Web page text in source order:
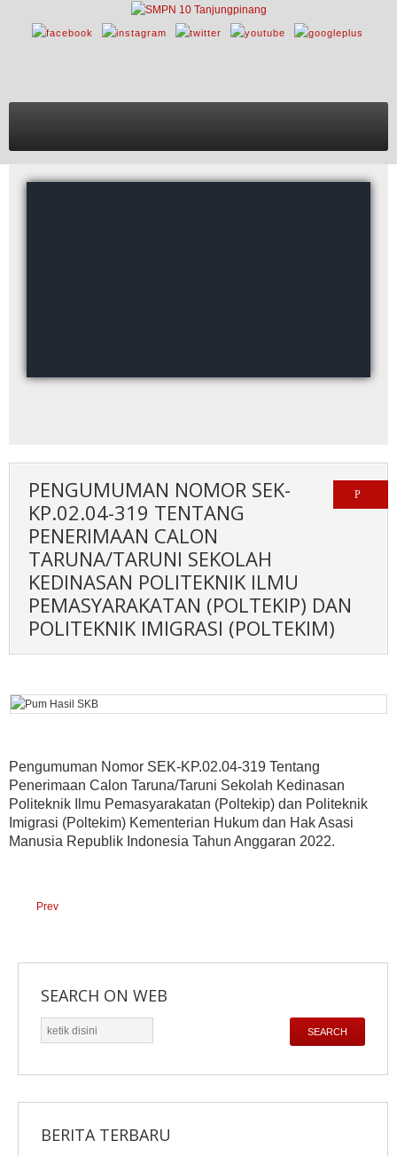
PENGUMUMAN NOMOR SEK-
KP.02.04-319 TENTANG
PENERIMAAN CALON
TARUNA/TARUNI SEKOLAH
KEDINASAN POLITEKNIK ILMU
PEMASYARAKATAN (POLTEKIP) DAN
POLITEKNIK IMIGRASI (POLTEKIM)
Pengumuman Nomor SEK-KP.02.04-319 Tentang
Penerimaan Calon Taruna/Taruni Sekolah Kedinasan
Politeknik Ilmu Pemasyarakatan (Poltekip) dan Politeknik
Imigrasi (Poltekim) Kementerian Hukum dan Hak Asasi
Manusia Republik Indonesia Tahun Anggaran 2022.
Prev
SEARCH ON WEB
SEARCH
cari
BERITA TERBARU